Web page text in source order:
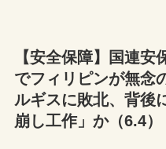
【安全保障】国連
でフィリピンが無念
ルギスに敗北、背後
崩し工作」か（6.4）